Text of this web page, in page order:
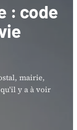
: code
mairie,
y a à voir